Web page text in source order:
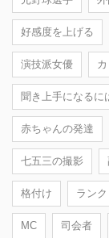
好感度を上げる
演技派女優
聞き上手になるに
赤ちゃんの発達
七五三の撮影
格付け ランク
MC 司会者